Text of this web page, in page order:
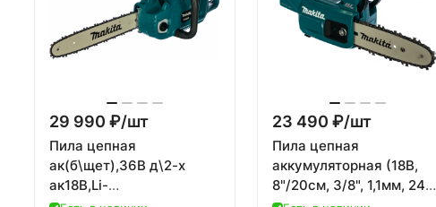
29 990 ₽/шт
Пила цепная
ак(б\щет),36В д\2-х
ак18В,Li-
23 490 ₽/шт
Пила цепная
аккумуляторная (18В,
8"/20см, 3/8", 1,1мм, 24м/